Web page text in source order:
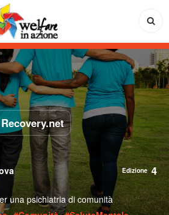
Recovery.net
una psichiatria di comunità
4